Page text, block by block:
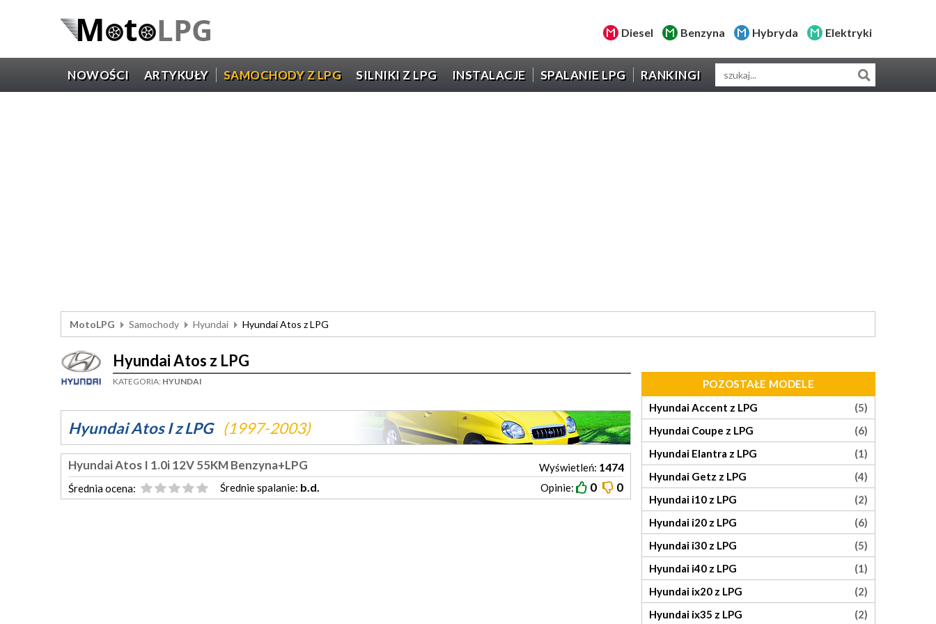
Diesel Benzyna Hybryda Elektryki
NOWOŚCI ARTYKUŁY SAMOCHODY Z LPG SILNIKI Z LPG INSTALACJE SPALANIE LPG RANKINGI
MotoLPG Samochody Hyundai Hyundai Atos z LPG
Hyundai Atos z LPG
KATEGORIA: HYUNDAI
Hyundai Atos I z LPG (1997-2003)
Hyundai Atos I 1.0i 12V 55KM Benzyna+LPG
Średnia ocena: Średnie spalanie: b.d. Opinie: 0 0
Wyświetleń: 1474
POZOSTAŁE MODELE
Hyundai Accent z LPG
(5)
Hyundai Coupe z LPG
(6)
Hyundai Elantra z LPG
(1)
Hyundai Getz z LPG
(4)
Hyundai i10 z LPG
(2)
Hyundai i20 z LPG
(6)
Hyundai i30 z LPG
(5)
Hyundai i40 z LPG
(1)
Hyundai ix20 z LPG
(2)
Hyundai ix35 z LPG
(2)